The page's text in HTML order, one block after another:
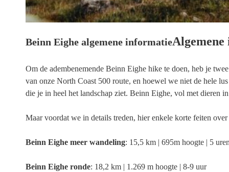
Beinn Eighe algemene informatie
Om de adembenemende Beinn Eighe hike te doen, heb je
van onze North Coast 500 route, en hoewel we niet de hele
die je in heel het landschap ziet. Beinn Eighe, vol met dieren
Maar voordat we in details treden, hier enkele korte feiten
Beinn Eighe meer wandeling: 15,5 km | 695m hoogte | 5
Beinn Eighe ronde: 18,2 km | 1.269 m hoogte | 8-9 uur